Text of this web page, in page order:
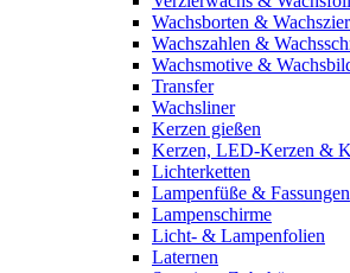
Wachsborten &
Wachszahlen &
Wachsmotive &
Transfer
Wachsliner
Kerzen gießen
Kerzen, LED-Kerzen &
Lichterketten
Lampenfüße & Fassungen
Lampenschirme
Licht- & Lampenfolien
Laternen